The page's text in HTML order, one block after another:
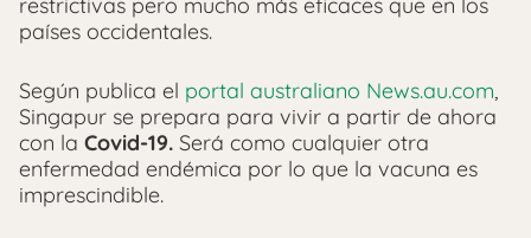
países occidentales.
Según publica el portal australiano News.au.com,
Singapur se prepara para vivir a partir de ahora
con la Covid-19. Será como cualquier otra
enfermedad endémica por lo que la vacuna es
imprescindible.